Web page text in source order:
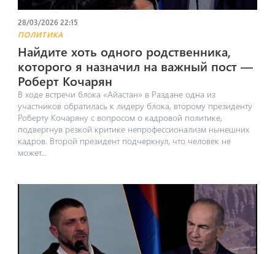
28/03/2026 22:15
ПОЛИТИКА
Найдите хоть одного родственника,
которого я назначил на важный пост —
Роберт Кочарян
В ходе встречи блока «Айастан» в Раздане одна из
участников обратилась к лидеру блока, второму президенту
Роберту Кочаряну с вопросом о кадровой политике,
подвергнув резкой критике непрофессионализм нынешних
кадров. Второй президент подчеркнул, что человек не
может...